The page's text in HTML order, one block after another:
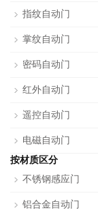
指纹自动门
掌纹自动门
密码自动门
红外自动门
遥控自动门
电磁自动门
按材质区分
不锈钢感应门
铝合金自动门